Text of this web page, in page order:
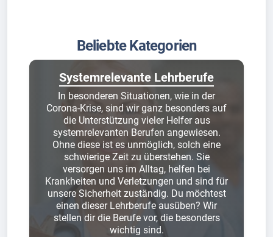
Beliebte Kategorien
Systemrelevante Lehrberufe
In besonderen Situationen, wie in der
Corona-Krise, sind wir ganz besonders auf
die Unterstützung vieler Helfer aus
systemrelevanten Berufen angewiesen.
Ohne diese ist es unmöglich, solch eine
schwierige Zeit zu überstehen. Sie
versorgen uns im Alltag, helfen bei
Krankheiten und Verletzungen und sind für
unsere Sicherheit zuständig. Du möchtest
einen dieser Lehrberufe ausüben? Wir
stellen dir die Berufe vor, die besonders
wichtig sind.